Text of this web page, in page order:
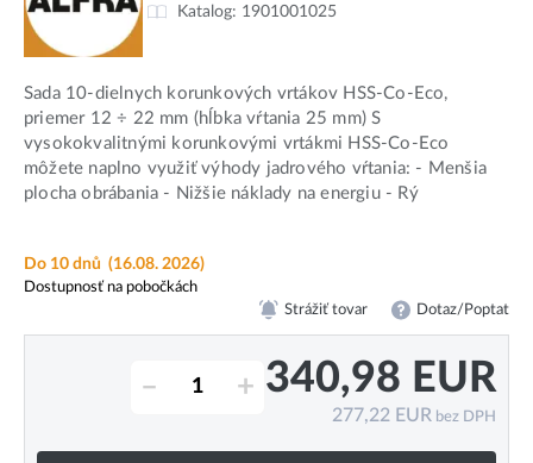
Katalog: 1901001025
Sada 10-dielnych korunkových vrtákov HSS-Co-Eco,
priemer 12 ÷ 22 mm (hĺbka vŕtania 25 mm) S
vysokokvalitnými korunkovými vrtákmi HSS-Co-Eco
môžete naplno využiť výhody jadrového vŕtania: - Menšia
plocha obrábania - Nižšie náklady na energiu - Rý
Do 10 dnů (16.08. 2026)
Dostupnosť na pobočkách
Strážiť tovar Dotaz/Poptat
– + 340,98 EUR
277,22 EUR bez DPH